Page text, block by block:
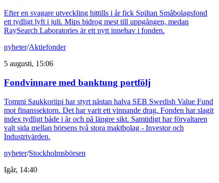
Efter en svagare utveckling hittills i år fick Spiltan Småbolagsfond
ett tydligt lyft i juli. Mips bidrog mest till uppgången, medan
RaySearch Laboratories är ett nytt innehav i fonden.
nyheter/Aktiefonder
5 augusti, 15:06
Fondvinnare med banktung portfölj
Tommi Saukkoriipi har styrt nästan halva SEB Swedish Value Fund
mot finanssektorn. Det har varit ett vinnande drag. Fonden har slagit
index tydligt både i år och på längre sikt. Samtidigt har förvaltaren
valt sida mellan börsens två stora maktbolag - Investor och
Industrivärden.
nyheter/Stockholmsbörsen
Igår, 14:40